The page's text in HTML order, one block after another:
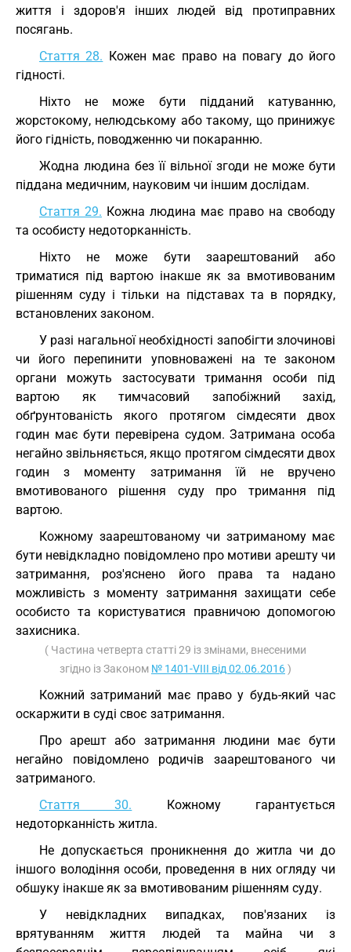
життя і здоров'я інших людей від протиправних
посягань.
Стаття 28. Кожен має право на повагу до його
гідності.
Ніхто не може бути підданий катуванню,
жорстокому, нелюдському або такому, що принижує
його гідність, поводженню чи покаранню.
Жодна людина без її вільної згоди не може бути
піддана медичним, науковим чи іншим дослідам.
Стаття 29. Кожна людина має право на свободу
та особисту недоторканність.
Ніхто не може бути заарештований або
триматися під вартою інакше як за вмотивованим
рішенням суду і тільки на підставах та в порядку,
встановлених законом.
У разі нагальної необхідності запобігти злочинові
чи його перепинити уповноважені на те законом
органи можуть застосувати тримання особи під
вартою як тимчасовий запобіжний захід,
обґрунтованість якого протягом сімдесяти двох
годин має бути перевірена судом. Затримана особа
негайно звільняється, якщо протягом сімдесяти двох
годин з моменту затримання їй не вручено
вмотивованого рішення суду про тримання під
вартою.
Кожному заарештованому чи затриманому має
бути невідкладно повідомлено про мотиви арешту чи
затримання, роз'яснено його права та надано
можливість з моменту затримання захищати себе
особисто та користуватися правничою допомогою
захисника.
( Частина четверта статті 29 із змінами, внесеними
згідно із Законом № 1401-VIII від 02.06.2016)
Кожний затриманий має право у будь-який час
оскаржити в суді своє затримання.
Про арешт або затримання людини має бути
негайно повідомлено родичів заарештованого чи
затриманого.
Стаття 30. Кожному гарантується
недоторканність житла.
Не допускається проникнення до житла чи до
іншого володіння особи, проведення в них огляду чи
обшуку інакше як за вмотивованим рішенням суду.
У невідкладних випадках, пов'язаних із
врятуванням життя людей та майна чи з